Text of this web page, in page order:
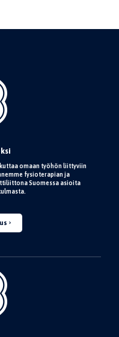
omaan työhön liittyviin
fysioterapian ja
Suomessa asioita